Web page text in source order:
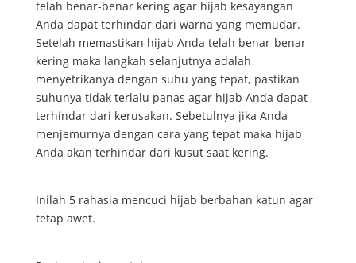
telah benar-benar kering agar hijab kesayangan
Anda dapat terhindar dari warna yang memudar.
Setelah memastikan hijab Anda telah benar-benar
kering maka langkah selanjutnya adalah
menyetrikanya dengan suhu yang tepat, pastikan
suhunya tidak terlalu panas agar hijab Anda dapat
terhindar dari kerusakan. Sebetulnya jika Anda
menjemurnya dengan cara yang tepat maka hijab
Anda akan terhindar dari kusut saat kering.
Inilah 5 rahasia mencuci hijab berbahan katun agar
tetap awet.